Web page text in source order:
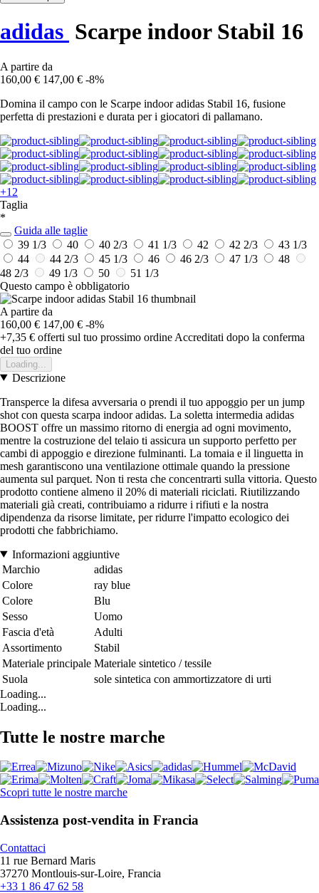
adidas Scarpe indoor Stabil 16
A partire da
160,00 € 147,00 € -8%
Domina il campo con le Scarpe indoor adidas Stabil 16, fusione
perfetta di prestazioni e durata per i giocatori di pallamano.
+12
Taglia
*
Guida alle taglie
39 1/3
40 40 2/3 41 1/3 42 42 2/3
43 1/3
44
44 2/3 45 1/3 46 46 2/3 47 1/3
48
48 2/3
49 1/3 50
51 1/3
Questo campo è obbligatorio
A partire da
160,00 € 147,00 € -8%
+7,35 € offerti sul tuo prossimo ordine Accreditati dopo la conferma
del tuo ordine
Loading...
Descrizione
Transperce la difesa avversaria o prendi il tuo appoggio per un jump
shot con questa scarpa indoor adidas. La soletta intermedia adidas
BOOST offre un massimo ritorno di energia ad ogni movimento,
mentre la costruzione del telaio ti assicura un supporto perfetto per
cambi di appoggio e direzione fulminanti. La tomaia e il linguetta in
mesh garantiscono una ventilazione ottimale quando la pressione
aumenta sul parquet. Non ti resta che concentrarti sulla vittoria. Questo
prodotto contiene almeno il 20% di materiali riciclati. Riutilizzando
materiali già creati, contribuiamo a ridurre i rifiuti e la nostra
dipendenza da risorse limitate, per ridurre l'impatto ecologico dei
prodotti che fabbrichiamo.
Informazioni aggiuntive
Marchio
adidas
Colore
ray blue
Colore
Blu
Sesso
Uomo
Fascia d'età
Adulti
Assortimento
Stabil
Materiale principale Materiale sintetico / tessile
Suola
sole sintetica con ammortizzatore di urti
Loading...
Loading...
Tutte le nostre marche
Scopri tutte le nostre marche
Assistenza post-vendita in Francia
Contattaci
11 rue Bernard Maris
37270 Montlouis-sur-Loire, Francia
+33 1 86 47 62 58